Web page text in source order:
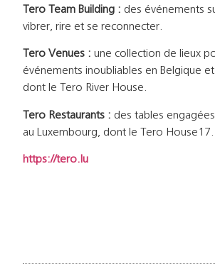
Tero Team Building : des événements
vibrer, rire et se reconnecter.
Tero Venues : une collection de lieux
événements inoubliables en Belgique et
dont le Tero River House.
Tero Restaurants : des tables
au Luxembourg, dont le Tero House17.
https://tero.lu